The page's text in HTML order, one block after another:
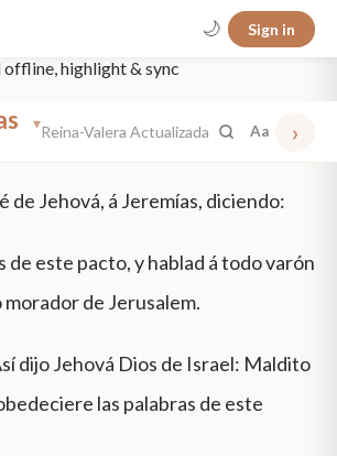
🌙 Sign in
highlight & sync
▾Reina-Valera Actualizada Aa ›
✕
de Jehová, á Jeremías, diciendo:
de este pacto, y hablad á todo varón
morador de Jerusalem.
dijo Jehová Dios de Israel: Maldito
las palabras de este